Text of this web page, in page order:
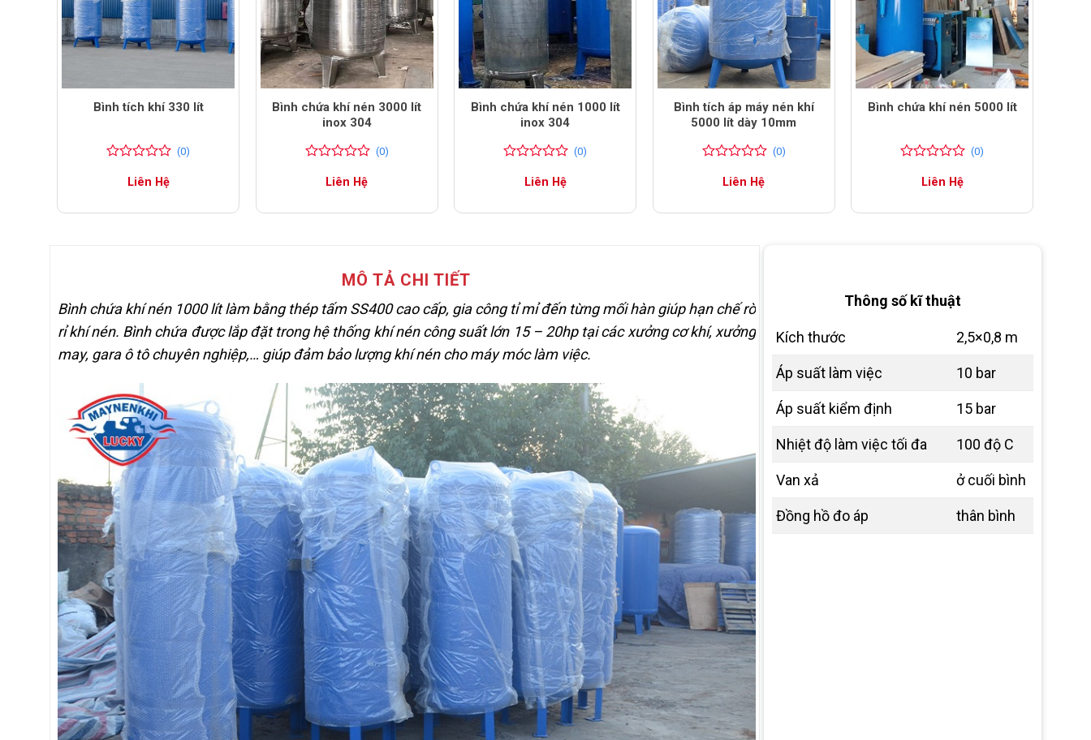
Bình tích khí 330 lít
(0)
Liên Hệ
Bình chứa khí nén 3000 lít
inox 304
(0)
Liên Hệ
Bình chứa khí nén 1000 lít
inox 304
(0)
Liên Hệ
Bình tích áp máy nén khí
5000 lít dày 10mm
(0)
Liên Hệ
Bình chứa khí nén 5000 lít
(0)
Liên Hệ
MÔ TẢ CHI TIẾT
Bình chứa khí nén 1000 lít làm bằng thép tấm SS400 cao cấp, gia công tỉ mỉ đến từng mối hàn giúp hạn chế rò
rỉ khí nén. Bình chứa được lắp đặt trong hệ thống khí nén công suất lớn 15 – 20hp tại các xưởng cơ khí, xưởng
may, gara ô tô chuyên nghiệp,… giúp đảm bảo lượng khí nén cho máy móc làm việc.
Thông số kĩ thuật
Kích thước 2,5×0,8 m
Áp suất làm việc 10 bar
Áp suất kiểm định 15 bar
Nhiệt độ làm việc tối đa 100 độ C
Van xả ở cuối bình
Đồng hồ đo áp thân bình